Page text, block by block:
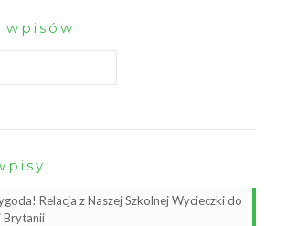
Relacja z Naszej Szkolnej Wycieczki do
Brytanii